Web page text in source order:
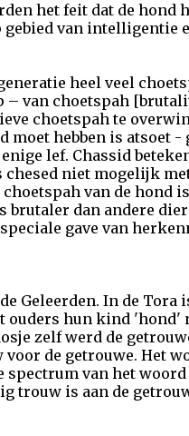
het feit dat de
van intelligentie
heel veel
– van choetspah
choetspah te
hebben is atsoet
lef. Chassid
niet mogelijk
van de hond
dan andere
gave van
Geleerden. In de Tora
ouders hun kind 'hond'
zelf werd de
voor de getrouwe. Het
van het
trouw is aan de